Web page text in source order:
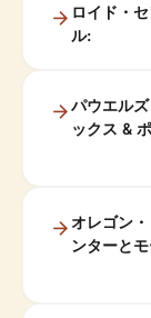
ロイド・
ル:
パウエル
ックス &
オレゴン
ンターと